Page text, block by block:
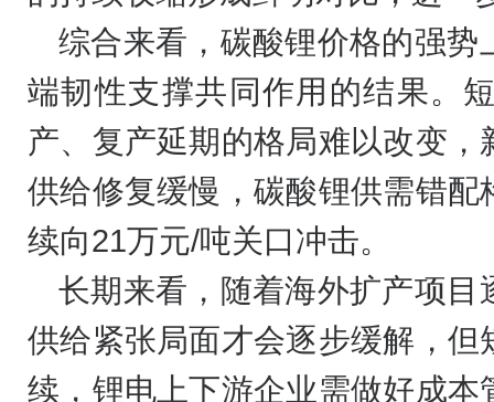
综合来看，碳酸锂价格的强
端韧性支撑共同作用的结果。
产、复产延期的格局难以改变
供给修复缓慢，碳酸锂供需错
续向21万元/吨关口冲击。
长期来看，随着海外扩产项
供给紧张局面才会逐步缓解，
续，锂电上下游企业需做好成